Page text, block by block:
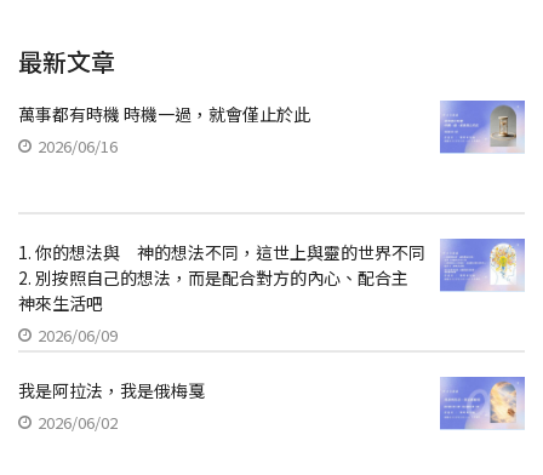
最新文章
萬事都有時機 時機一過，就會僅止於此
2026/06/16
1. 你的想法與 神的想法不同，這世上與靈的世界不同
2. 別按照自己的想法，而是配合對方的內心、配合主
神來生活吧
2026/06/09
我是阿拉法，我是俄梅戛
2026/06/02